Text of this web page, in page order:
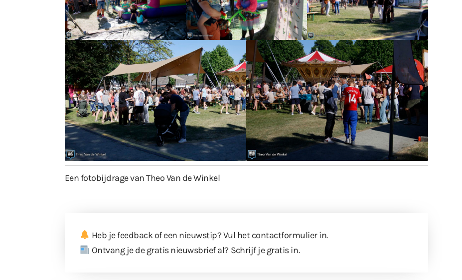
Een fotobijdrage van Theo Van de Winkel
Heb je feedback of een nieuwstip? Vul het contactformulierin.
Ontvang je de gratis nieuwsbrief al? Schrijf je gratis in.